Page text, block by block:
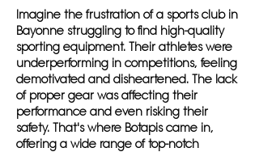
Imagine the frustration of a sports club in
Bayonne struggling to find high-quality
sporting equipment. Their athletes were
underperforming in competitions, feeling
demotivated and disheartened. The lack
of proper gear was affecting their
performance and even risking their
safety. That's where Botapis came in,
offering a wide range of top-notch